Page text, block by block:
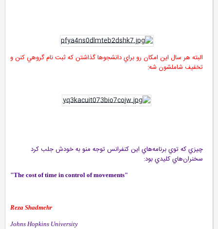
البته هر سال اين امكان رو براي دانشجوها گذاشتن كه ثبت نام گروهي كنن و
تخفيف شاملشون شه:
چيزي كه توي برنامه‌هاي اين كنفرانس توجه منو به خودش جلب كرد
سخنران‌هاي كليدي بود:
Reza Shadmehr
Johns Hopkins University